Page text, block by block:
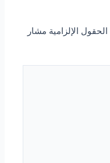
الحقول الإلزامية مشار